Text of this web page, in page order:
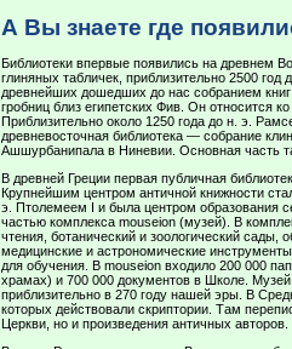
А Вы знаете где
Библиотеки впервые появились на древнем
глиняных табличек, приблизительно 2500
древнейших дошедших до нас собранием
гробниц близ египетских Фив. Он относится
Приблизительно около 1250 года до н. э.
древневосточная библиотека — собрание
Ашшурбанипала в Ниневии. Основная часть
В древней Греции первая публичная
Крупнейшим центром античной книжности
э. Птолемеем I и была центром образования
частью комплекса mouseion (музей). В
чтения, ботанический и зоологический
медицинские и астрономические
для обучения. В mouseion входило 200 000
храмах) и 700 000 документов в Школе.
приблизительно в 270 году нашей эры. В
которых действовали скриптории. Там
Церкви, но и произведения античных авторов.